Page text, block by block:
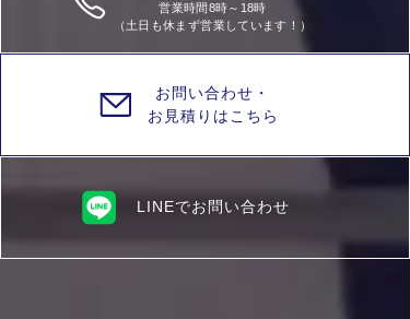
営業時間8時～18時
（土日も休まず営業しています！）
お問い合わせ・
お見積りはこちら
LINEでお問い合わせ